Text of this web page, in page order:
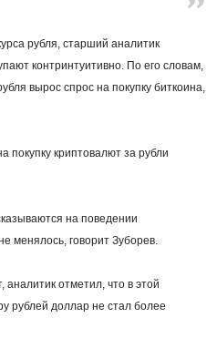
рубля, старший аналитик
контринтуитивно. По его словам,
вырос спрос на покупку биткоина,
покупку криптовалют за рубли
на поведении
менялось, говорит Зуборев.
отметил, что в этой
рублей доллар не стал более